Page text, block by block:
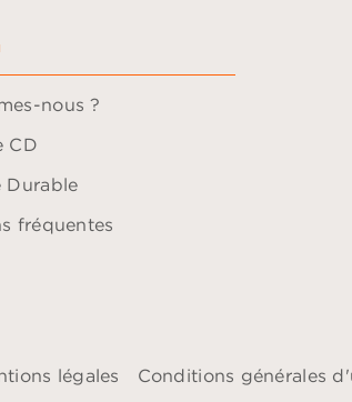
nous ?
CD
Durable
fréquentes
légales Conditions générales